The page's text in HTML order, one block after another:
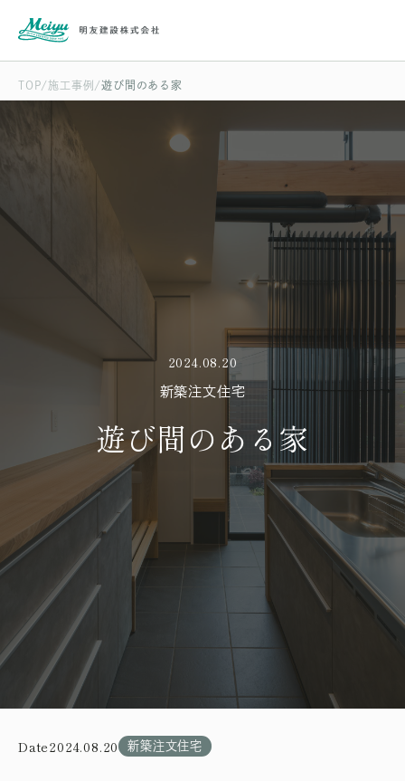
TOP 施工事例 遊び間のある家
2024.08.20
新築注文住宅
遊び間のある家
Date2024.08.20 新築注文住宅